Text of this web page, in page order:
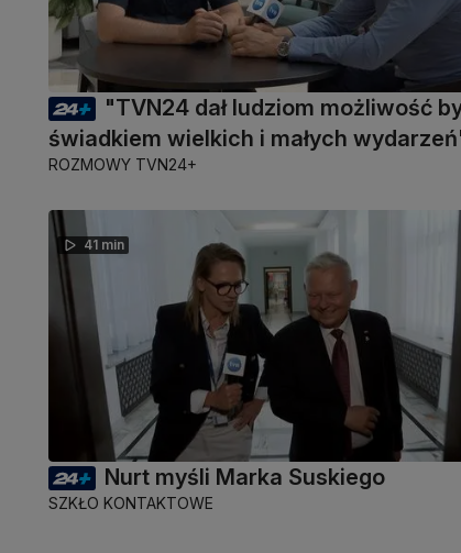
"TVN24 dał ludziom możliwość
świadkiem wielkich i małych
ROZMOWY TVN24+
41 min
Nurt myśli Marka Suskiego
SZKŁO KONTAKTOWE